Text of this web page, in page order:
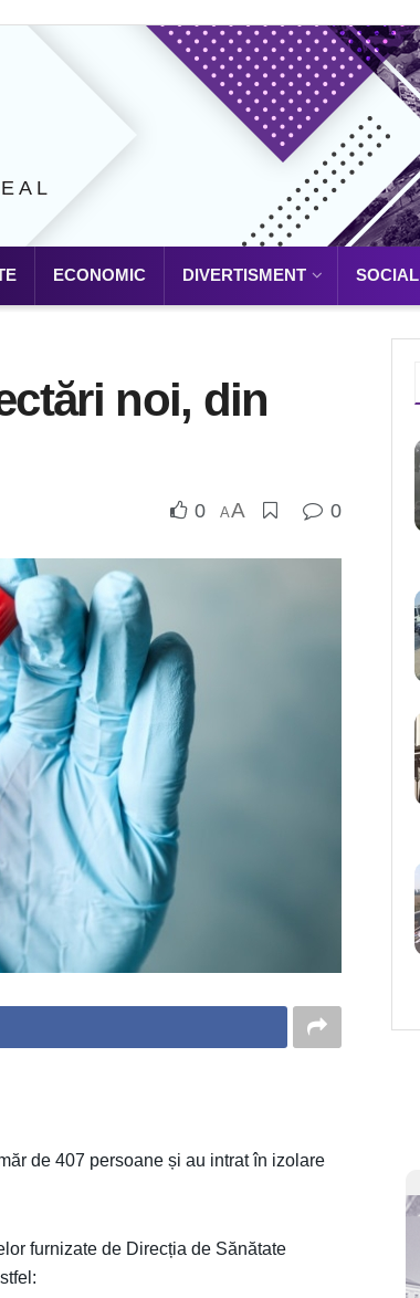
ECONOMIC DIVERTISMENT SOCIAL
noi, din
0 AA 0
de 407 persoane și au intrat în izolare
furnizate de Direcția de Sănătate